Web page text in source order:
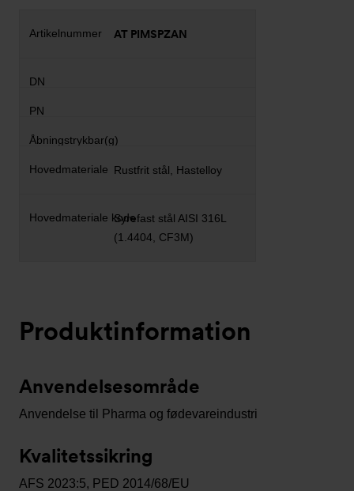
AT PIMSPZAN
Rustfrit stål, Hastelloy
Syrefast stål AISI 316L
(1.4404, CF3M)
Produktinformation
Anvendelsesområde
Anvendelse til Pharma og fødevareindustri
Kvalitetssikring
AFS 2023:5, PED 2014/68/EU